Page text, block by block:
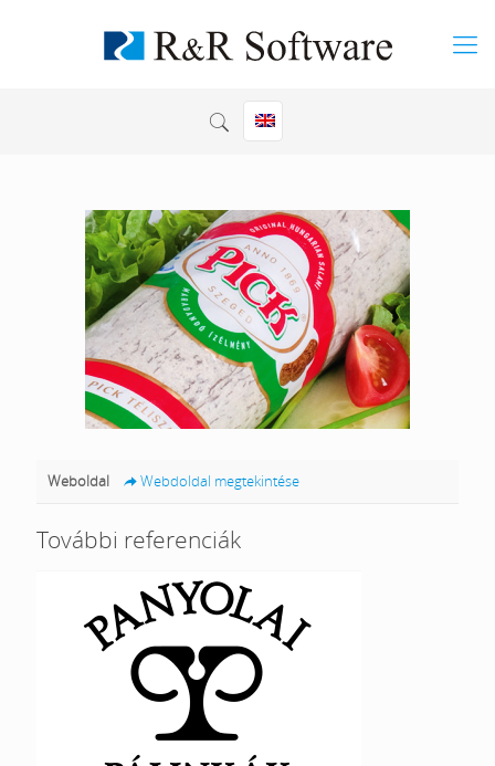
Weboldal Webdoldal megtekintése
További referenciák